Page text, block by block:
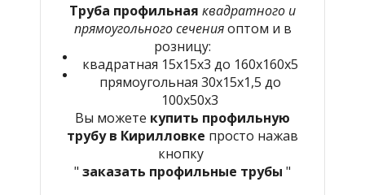
Труба профильная квадратного и
прямоугольного сеченияоптом и в
розницу:
квадратная 15х15х3 до 160х160х5
прямоугольная 30х15х1,5 до
100х50х3
Вы можете купить профильную
трубу в Кирилловке просто нажав
кнопку
" заказать профильные трубы "